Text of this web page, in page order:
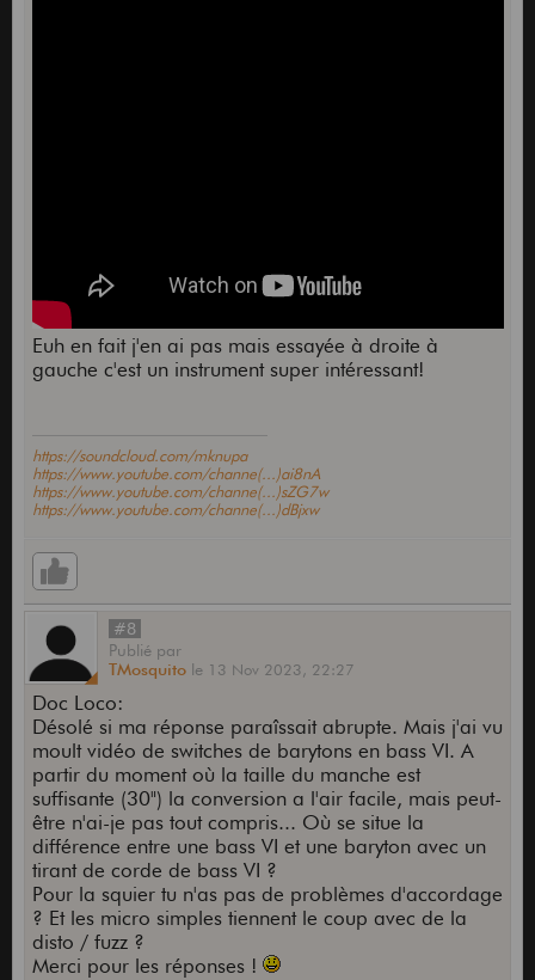
Euh en fait j'en ai pas mais essayée à droite à
gauche c'est un instrument super intéressant!
https://soundcloud.com/mknupa
https://www.youtube.com/channe(...)ai8nA
https://www.youtube.com/channe(...)sZG7w
https://www.youtube.com/channe(...)dBjxw
#8
Publié par
TMosquito le 13 Nov 2023, 22:27
Doc Loco:
Désolé si ma réponse paraîssait abrupte. Mais j'ai vu
moult vidéo de switches de barytons en bass VI. A
partir du moment où la taille du manche est
suffisante (30") la conversion a l'air facile, mais peut-
être n'ai-je pas tout compris... Où se situe la
différence entre une bass VI et une baryton avec un
tirant de corde de bass VI ?
Pour la squier tu n'as pas de problèmes d'accordage
? Et les micro simples tiennent le coup avec de la
disto / fuzz ?
Merci pour les réponses !